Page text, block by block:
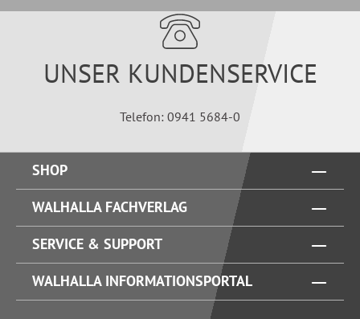
UNSER KUNDENSERVICE
Telefon: 0941 5684-0
SHOP
WALHALLA FACHVERLAG
SERVICE & SUPPORT
WALHALLA INFORMATIONSPORTAL